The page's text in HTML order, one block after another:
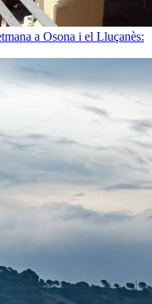
a Osona i el Lluçanès: